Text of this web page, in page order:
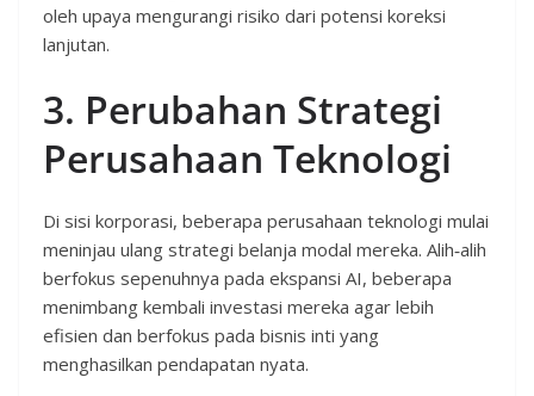
oleh upaya mengurangi risiko dari potensi koreksi
lanjutan.
3. Perubahan Strategi
Perusahaan Teknologi
Di sisi korporasi, beberapa perusahaan teknologi mulai
meninjau ulang strategi belanja modal mereka. Alih‑alih
berfokus sepenuhnya pada ekspansi AI, beberapa
menimbang kembali investasi mereka agar lebih
efisien dan berfokus pada bisnis inti yang
menghasilkan pendapatan nyata.